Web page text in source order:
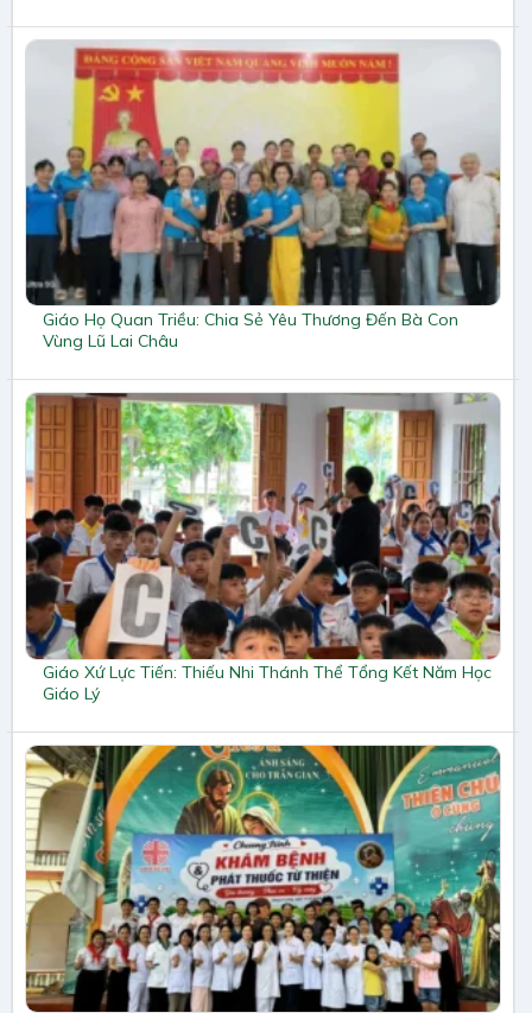
Giáo Họ Quan Triều: Chia Sẻ Yêu Thương Đến Bà Con
Vùng Lũ Lai Châu
Giáo Xứ Lực Tiến: Thiếu Nhi Thánh Thể Tổng Kết Năm Học
Giáo Lý